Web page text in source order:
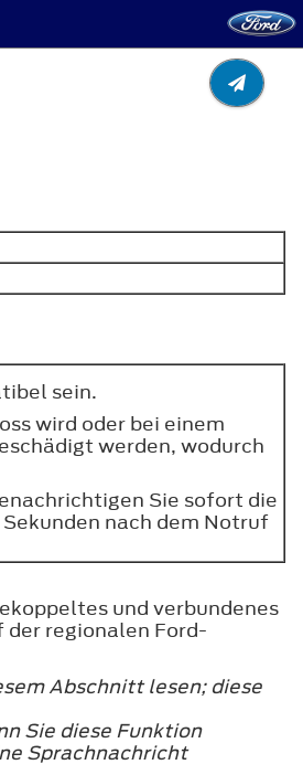
sein.
wird oder bei einem
werden, wodurch
Sie sofort die
nach dem Notruf
und verbundenes
regionalen Ford-
Abschnitt lesen; diese
Sie diese Funktion
Sprachnachricht